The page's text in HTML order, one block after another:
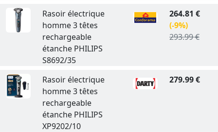
Rasoir électrique
homme 3 têtes
rechargeable
étanche PHILIPS
S8692/35
264.81 €
(-9%)
293.99 €
Rasoir électrique
homme 3 têtes
rechargeable
étanche PHILIPS
XP9202/10
279.99 €